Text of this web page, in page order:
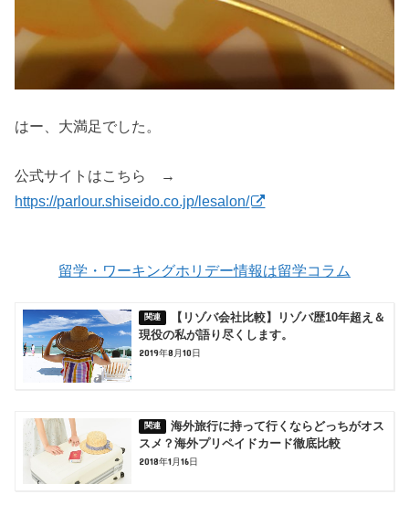
はー、大満足でした。
公式サイトはこちら →
https://parlour.shiseido.co.jp/lesalon/
留学・ワーキングホリデー情報は留学コラム
【リゾバ会社比較】リゾバ歴10年超え＆
現役の私が語り尽くします。
2019年8月10日
海外旅行に持って行くならどっちがオス
スメ？海外プリペイドカード徹底比較
2018年1月16日